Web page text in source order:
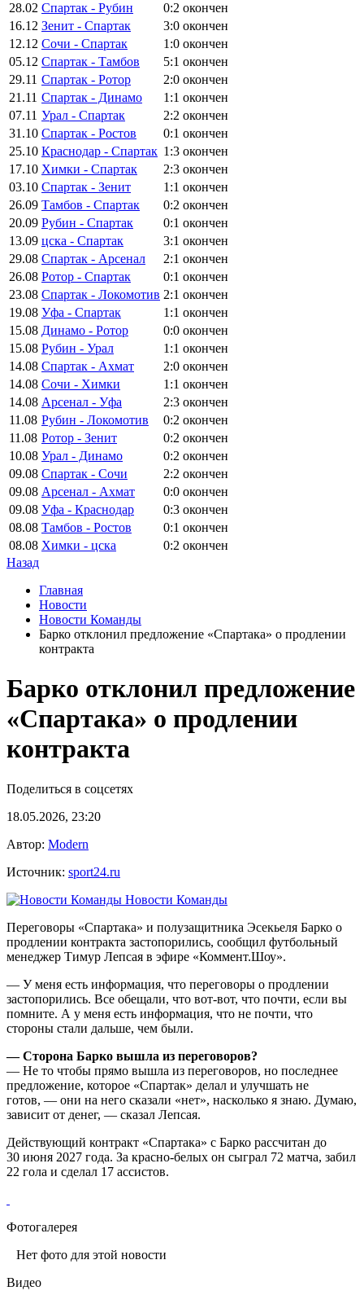
28.02 Спартак - Рубин 0:2 окончен
16.12 Зенит - Спартак 3:0 окончен
12.12 Сочи - Спартак 1:0 окончен
05.12 Спартак - Тамбов 5:1 окончен
29.11 Спартак - Ротор 2:0 окончен
21.11 Спартак - Динамо 1:1 окончен
07.11 Урал - Спартак 2:2 окончен
31.10 Спартак - Ростов 0:1 окончен
25.10 Краснодар - Спартак 1:3 окончен
17.10 Химки - Спартак 2:3 окончен
03.10 Спартак - Зенит 1:1 окончен
26.09 Тамбов - Спартак 0:2 окончен
20.09 Рубин - Спартак 0:1 окончен
13.09 цска - Спартак 3:1 окончен
29.08 Спартак - Арсенал 2:1 окончен
26.08 Ротор - Спартак 0:1 окончен
23.08 Спартак - Локомотив 2:1 окончен
19.08 Уфа - Спартак 1:1 окончен
15.08 Динамо - Ротор 0:0 окончен
15.08 Рубин - Урал 1:1 окончен
14.08 Спартак - Ахмат 2:0 окончен
14.08 Сочи - Химки 1:1 окончен
14.08 Арсенал - Уфа 2:3 окончен
11.08 Рубин - Локомотив 0:2 окончен
11.08 Ротор - Зенит 0:2 окончен
10.08 Урал - Динамо 0:2 окончен
09.08 Спартак - Сочи 2:2 окончен
09.08 Арсенал - Ахмат 0:0 окончен
09.08 Уфа - Краснодар 0:3 окончен
08.08 Тамбов - Ростов 0:1 окончен
08.08 Химки - цска 0:2 окончен
Назад
Главная
Новости
Новости Команды
Барко отклонил предложение «Спартака» о продлении
контракта
Барко отклонил предложение
«Спартака» о продлении
контракта
Поделиться в соцсетях
18.05.2026, 23:20
Автор: Modern
Источник: sport24.ru
Новости Команды
Переговоры «Спартака» и полузащитника Эсекьеля Барко о
продлении контракта застопорились, сообщил футбольный
менеджер Тимур Лепсая в эфире «Коммент.Шоу».
— У меня есть информация, что переговоры о продлении
застопорились. Все обещали, что вот-вот, что почти, если вы
помните. А у меня есть информация, что не почти, что
стороны стали дальше, чем были.
— Сторона Барко вышла из переговоров?
— Не то чтобы прямо вышла из переговоров, но последнее
предложение, которое «Спартак» делал и улучшать не
готов, — они на него сказали «нет», насколько я знаю. Думаю,
зависит от денег, — сказал Лепсая.
Действующий контракт «Спартака» с Барко рассчитан до
30 июня 2027 года. За красно-белых он сыграл 72 матча, забил
22 гола и сделал 17 ассистов.
Фотогалерея
Нет фото для этой новости
Видео